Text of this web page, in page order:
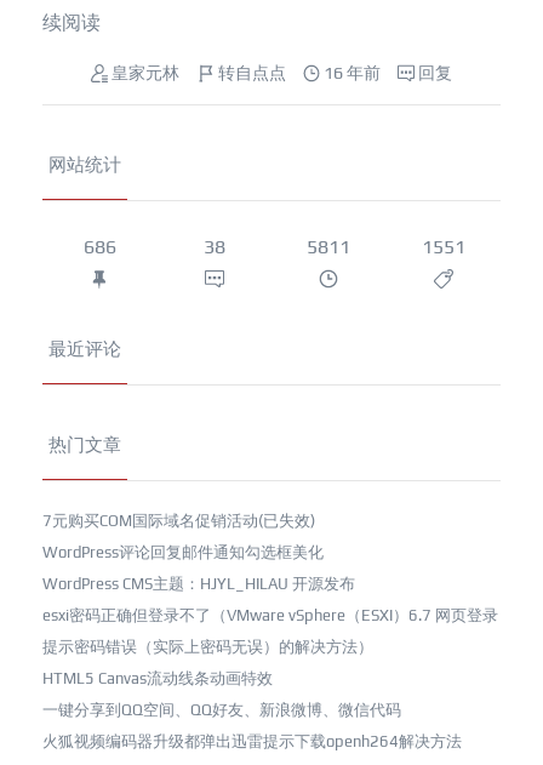
续阅读
皇家元林 转自点点 16 年前 回复
网站统计
686 38 5811 1551
最近评论
热门文章
7元购买COM国际域名促销活动(已失效)
WordPress评论回复邮件通知勾选框美化
WordPress CMS主题：HJYL_HILAU 开源发布
esxi密码正确但登录不了（VMware vSphere（ESXI）6.7 网页登录
提示密码错误（实际上密码无误）的解决方法）
HTML5 Canvas流动线条动画特效
一键分享到QQ空间、QQ好友、新浪微博、微信代码
火狐视频编码器升级都弹出迅雷提示下载openh264解决方法